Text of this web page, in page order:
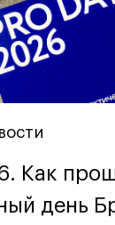
Как
день